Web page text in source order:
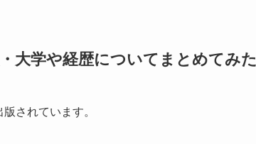
大学や経歴についてまとめてみた
されています。